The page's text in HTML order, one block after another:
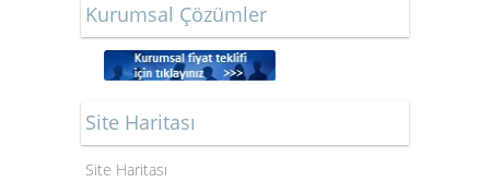
Kurumsal Çözümler
Site Haritası
Site Haritası